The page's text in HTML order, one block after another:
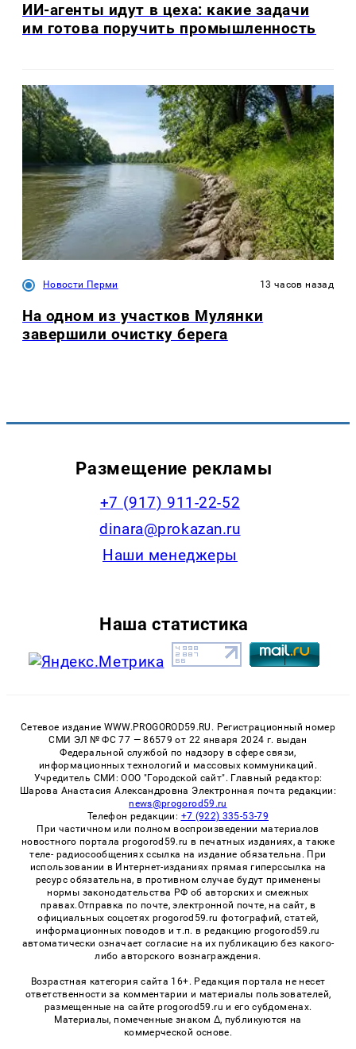
ИИ-агенты идут в цеха: какие задачи
им готова поручить промышленность
Новости Перми 13 часов назад
На одном из участков Мулянки
завершили очистку берега
Размещение рекламы
+7 (917) 911-22-52
dinara@prokazan.ru
Наши менеджеры
Наша статистика
Сетевое издание WWW.PROGOROD59.RU. Регистрационный номер
СМИ ЭЛ № ФС 77 — 86579 от 22 января 2024 г. выдан
Федеральной службой по надзору в сфере связи,
информационных технологий и массовых коммуникаций.
Учредитель СМИ: ООО "Городской сайт". Главный редактор:
Шарова Анастасия Александровна Электронная почта редакции:
news@progorod59.ru
Телефон редакции: +7 (922) 335-53-79
При частичном или полном воспроизведении материалов
новостного портала progorod59.ru в печатных изданиях, а также
теле- радиосообщениях ссылка на издание обязательна. При
использовании в Интернет-изданиях прямая гиперссылка на
ресурс обязательна, в противном случае будут применены
нормы законодательства РФ об авторских и смежных
правах.Отправка по почте, электронной почте, на сайт, в
официальных соцсетях progorod59.ru фотографий, статей,
информационных поводов и т.п. в редакцию progorod59.ru
автоматически означает согласие на их публикацию без какого-
либо авторского вознаграждения.
Возрастная категория сайта 16+. Редакция портала не несет
ответственности за комментарии и материалы пользователей,
размещенные на сайте progorod59.ru и его субдоменах.
Материалы, помеченные знаком Δ, публикуются на
коммерческой основе.